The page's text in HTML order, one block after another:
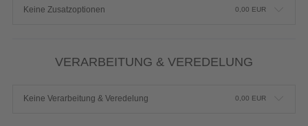
Keine Zusatzoptionen 0,00 EUR
VERARBEITUNG & VEREDELUNG
Keine Verarbeitung & Veredelung 0,00 EUR